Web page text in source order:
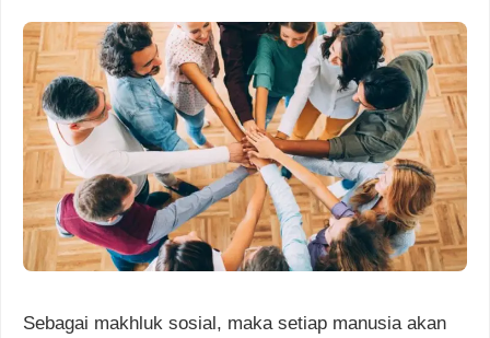
Sebagai makhluk sosial, maka setiap manusia akan